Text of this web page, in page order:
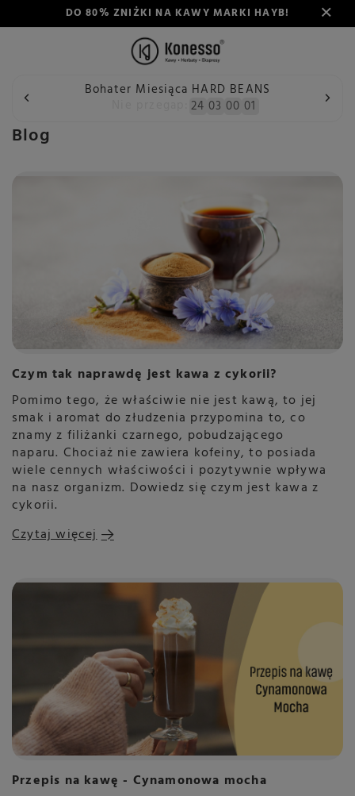
DO 80% ZNIŻKI NA KAWY MARKI HAYB!
Bohater Miesiąca HARD BEANS
24 03 00 00
Wstecz Konesso Blog
Blog
Czym tak naprawdę jest kawa z cykorii?
Pomimo tego, że właściwie nie jest kawą, to jej
smak i aromat do złudzenia przypomina to, co
znamy z filiżanki czarnego, pobudzającego
naparu. Chociaż nie zawiera kofeiny, to posiada
wiele cennych właściwości i pozytywnie wpływa
na nasz organizm. Dowiedz się czym jest kawa z
cykorii.
Czytaj więcej
Przepis na kawę - Cynamonowa mocha